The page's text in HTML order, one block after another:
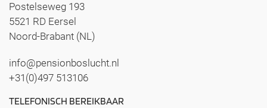
Postelseweg 193
5521 RD Eersel
Noord-Brabant (NL)
info@pensionboslucht.nl
+31(0)497 513106
TELEFONISCH BEREIKBAAR